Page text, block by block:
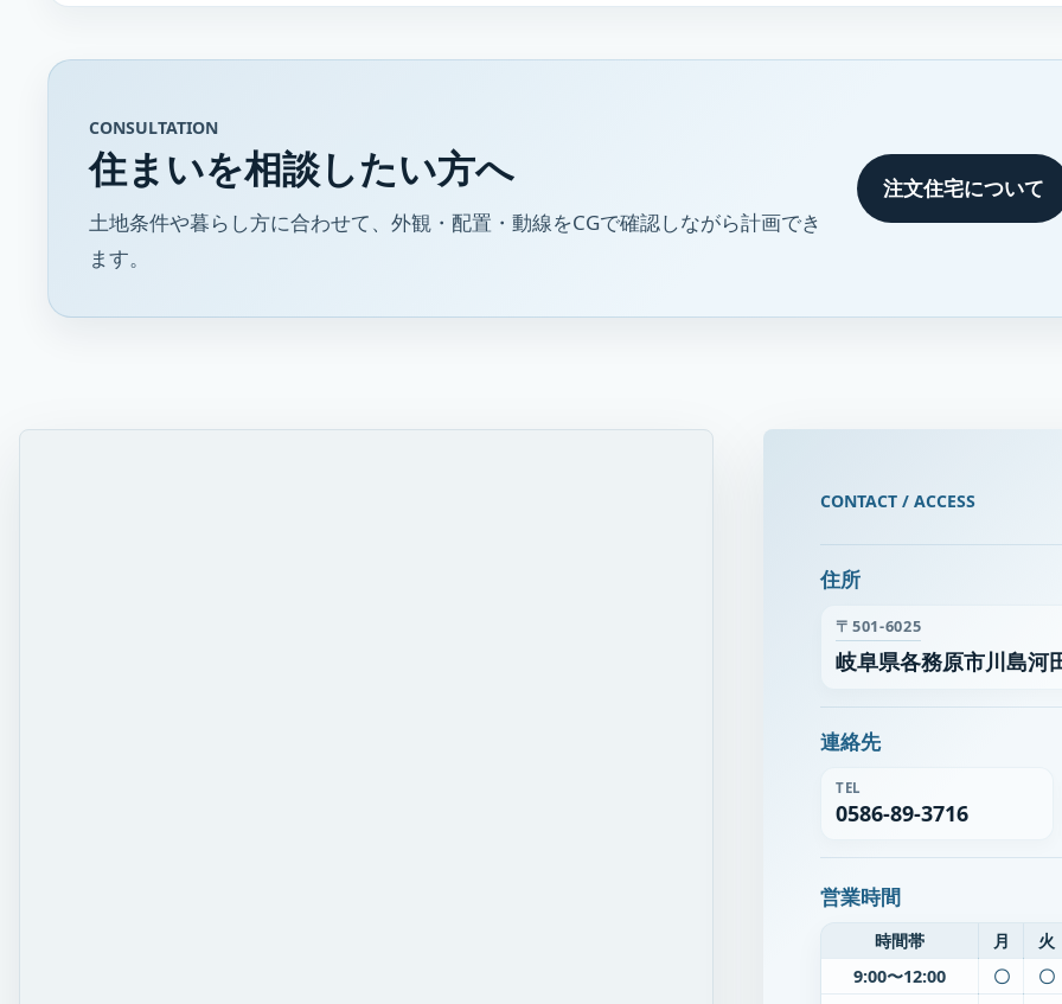
CONSULTATION
住まいを相談したい方へ
土地条件や暮らし方に合わせて、外観・配置・動線をCGで確認しながら計画でき
ます。
注文住宅について
CONTACT / ACCESS
住所
〒501-6025
岐阜県各務原市川島河
連絡先
TEL
0586-89-3716
営業時間
時間帯 月
火
9:00〜12:00
〇
〇